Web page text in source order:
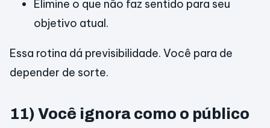
Elimine o que não faz sentido para seu
objetivo atual.
Essa rotina dá previsibilidade. Você para de
depender de sorte.
11) Você ignora como o público